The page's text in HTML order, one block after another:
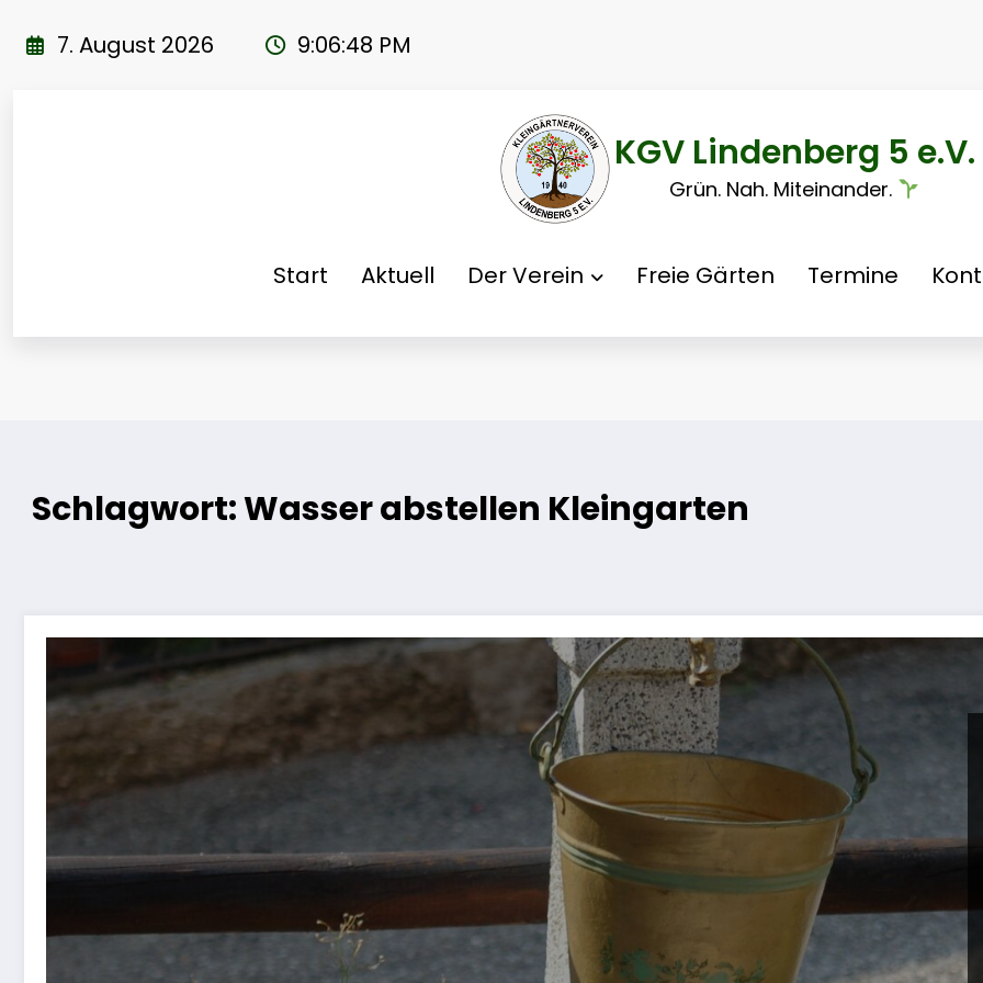
Inhalt 7. August 2026 9:06:49 PM
KGV Lindenberg 5 e.V.
Grün. Nah. Miteinander.
Start Aktuell Der Verein Freie Gärten Termine
Schlagwort: Wasser abstellen Kleingarten